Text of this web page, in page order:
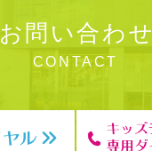
お問い合わせ
CONTACT